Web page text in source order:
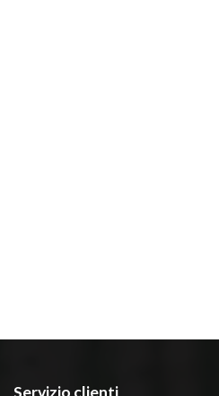
Servizio clienti